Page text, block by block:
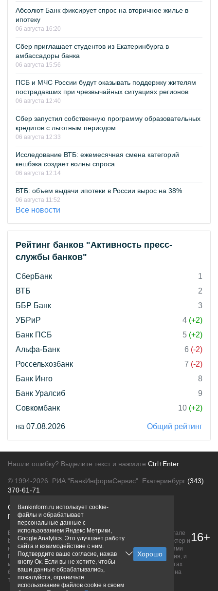
Абсолют Банк фиксирует спрос на вторичное жилье в
ипотеку
06 августа 16:20
Сбер приглашает студентов из Екатеринбурга в
амбассадоры банка
06 августа 15:56
ПСБ и МЧС России будут оказывать поддержку жителям
пострадавших при чрезвычайных ситуациях регионов
06 августа 12:40
Сбер запустил собственную программу образовательных
кредитов с льготным периодом
06 августа 12:33
Исследование ВТБ: ежемесячная смена категорий
кешбэка создает волны спроса
06 августа 12:14
ВТБ: объем выдачи ипотеки в России вырос на 38%
06 августа 11:52
Все новости
Рейтинг банков "Активность пресс-
службы банков"
СберБанк
1
ВТБ
2
ББР Банк
3
УБРиР
4 (+2)
Банк ПСБ
5 (+2)
Альфа-Банк
6 (-2)
Россельхозбанк
7 (-2)
Банк Инго
8
Банк Уралсиб
9
Совкомбанк
10 (+2)
на 07.08.2026 Общий рейтинг
Нашли ошибку? Выделите текст и нажмите Ctrl+Enter
© 1994-2026. РИА "БанкИнформСервис". Екатеринбург (343)
370-61-71
О проектеПолитика конфиденциальности
Правовая информацияДля рекламодателей
Вся информация о продуктах банков, размещенная на портале
bankinform.ru, носит исключительно ознакомительный характер и
не является публичной офертой, определяемой положениями
ГК РФ. Информация не содержит точного и полного описания, и
может быть изменена. Конечные условия уточняйте на сайтах
банков или при личном обращении. Исключительное право на
товарные знаки принадлежит их правообладателям.
16+
Bankinform.ru использует cookie-
файлы и обрабатывает
персональные данные с
использованием Яндекс Метрики,
Google Analytics. Это улучшает работу
сайта и взаимодействие с ним.
Подтвердите ваше согласие, нажав
кнопу Ок. Если вы не хотите, чтобы
ваши данные обрабатывались,
пожалуйста, ограничьте
использование файлов cookie в своём